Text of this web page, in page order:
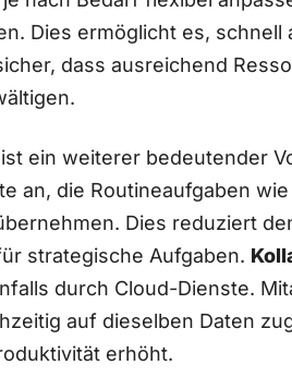
Dies ermöglicht es,
dass ausreichend⁣
ist ein ​weiterer bedeutender
an, die Routineaufgaben
Dies reduziert
strategische Aufgaben.
durch Cloud-Dienste.
auf dieselben Daten
erhöht.